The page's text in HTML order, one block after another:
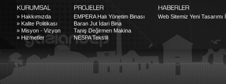
» Hakkımızda
» Kalite Politikası
» Misyon - Vizyon
» Hizmetler
EMPERA Halı Yönetim Binası
Baran Jut İdari Bina
Taniş Değirmen Makina
NESPA Tekstil
Web Sitemiz Yeni Tasarımı